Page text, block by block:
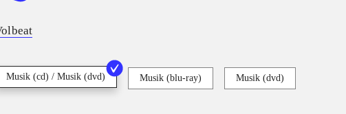
Musik (cd) / Musik (dvd) Musik (blu-ray) Musik (dvd)